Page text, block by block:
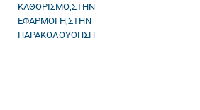
ΚΑΘΟΡΙΣΜΟ,ΣΤΗΝ
ΕΦΑΡΜΟΓΗ,ΣΤΗΝ
ΠΑΡΑΚΟΛΟΥΘΗΣΗ